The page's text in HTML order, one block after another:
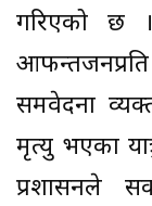
गरिएको छ
समवेदना
मृत्यु भएका
प्रशासनले